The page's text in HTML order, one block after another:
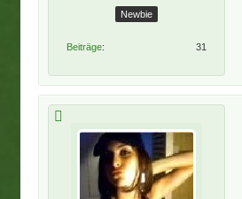
Newbie
Beiträge 31